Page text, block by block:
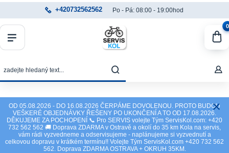
OD 05.08.2026 - DO 16.08.2026 ČERPÁME DOVOLENOU. PROTO BUDOU
VEŠKERÉ OBJEDNÁVKY ŘEŠENY PO UKONČENÍ A TO OD 17.08.2026.
DĚKUJEME ZA POCHOPENÍ 📞 Pro SERVIS volejte Tým ServisKol.com: +420
732 562 562 🚚 Doprava ZDARMA v Ostravě a okolí do 35 km Kola na servis,
vám rádi vyzvedneme a odservisujeme - naplánujeme si vyzvednutí a
celkovou dopravu v krátkém termínu!! Volejte Tým ServisKol.com +420 732 562
562. Doprava ZDARMA OSTRAVA + OKRUH 35KM.
+420732562562 Po - Pá: 08:00 - 19:00hod
0